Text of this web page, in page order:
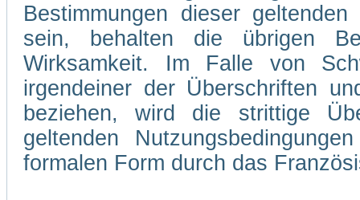
Bestimmungen dieser
sein, behalten die übrigen
Wirksamkeit. Im Falle von
irgendeiner der Überschriften
beziehen, wird die strittige
geltenden
formalen Form durch das